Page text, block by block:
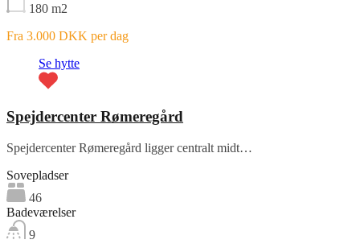
180 m2
Fra 3.000 DKK per dag
Se hytte
Spejdercenter Rømeregård
Spejdercenter Rømeregård ligger centralt midt…
Sovepladser
46
Badeværelser
9